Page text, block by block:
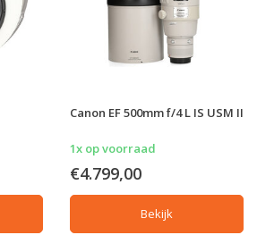
Canon EF 500mm f/4 L IS USM II
1x op voorraad
€4.799,00
Bekijk